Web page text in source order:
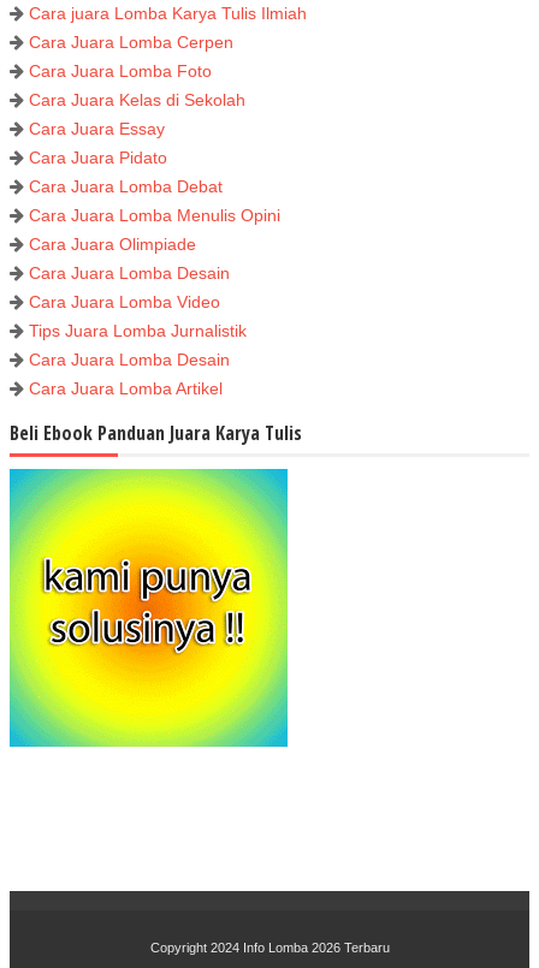
Cara juara Lomba Karya Tulis Ilmiah
Cara Juara Lomba Cerpen
Cara Juara Lomba Foto
Cara Juara Kelas di Sekolah
Cara Juara Essay
Cara Juara Pidato
Cara Juara Lomba Debat
Cara Juara Lomba Menulis Opini
Cara Juara Olimpiade
Cara Juara Lomba Desain
Cara Juara Lomba Video
Tips Juara Lomba Jurnalistik
Cara Juara Lomba Desain
Cara Juara Lomba Artikel
Beli Ebook Panduan Juara Karya Tulis
Copyright 2024 Info Lomba 2026 Terbaru